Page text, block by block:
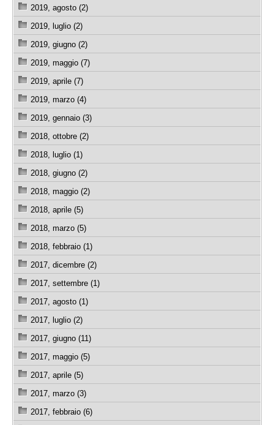
2019, agosto (2)
2019, luglio (2)
2019, giugno (2)
2019, maggio (7)
2019, aprile (7)
2019, marzo (4)
2019, gennaio (3)
2018, ottobre (2)
2018, luglio (1)
2018, giugno (2)
2018, maggio (2)
2018, aprile (5)
2018, marzo (5)
2018, febbraio (1)
2017, dicembre (2)
2017, settembre (1)
2017, agosto (1)
2017, luglio (2)
2017, giugno (11)
2017, maggio (5)
2017, aprile (5)
2017, marzo (3)
2017, febbraio (6)